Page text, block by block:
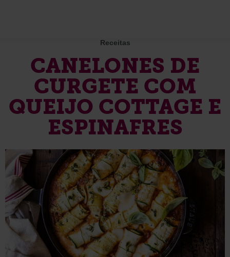
Receitas
CANELONES DE
CURGETE COM
QUEIJO COTTAGE E
ESPINAFRES